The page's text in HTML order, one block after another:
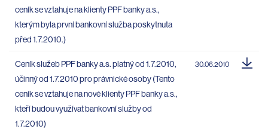
ceník se vztahuje na klienty PPF banky a.s.,
kterým byla první bankovní služba poskytnuta
před 1.7.2010.)
Ceník služeb PPF banky a.s. platný od 1.7.2010,
účinný od 1.7.2010 pro právnické osoby (Tento
ceník se vztahuje na nové klienty PPF banky a.s.,
kteří budou využívat bankovní služby od
1.7.2010)
30.06.2010